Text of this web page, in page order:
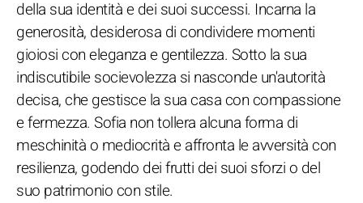
della sua identità e dei suoi successi. Incarna la
generosità, desiderosa di condividere momenti
gioiosi con eleganza e gentilezza. Sotto la sua
indiscutibile socievolezza si nasconde un'autorità
decisa, che gestisce la sua casa con compassione
e fermezza. Sofia non tollera alcuna forma di
meschinità o mediocrità e affronta le avversità con
resilienza, godendo dei frutti dei suoi sforzi o del
suo patrimonio con stile.